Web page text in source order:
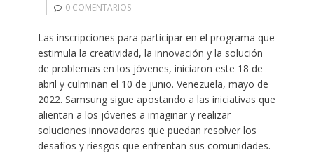
0 COMENTARIOS
Las inscripciones para participar en el programa que
estimula la creatividad, la innovación y la solución
de problemas en los jóvenes, iniciaron este 18 de
abril y culminan el 10 de junio. Venezuela, mayo de
2022. Samsung sigue apostando a las iniciativas que
alientan a los jóvenes a imaginar y realizar
soluciones innovadoras que puedan resolver los
desafíos y riesgos que enfrentan sus comunidades.